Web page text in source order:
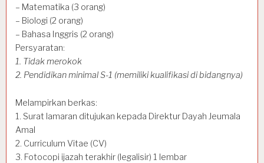
– Matematika (3 orang)
– Biologi (2 orang)
– Bahasa Inggris (2 orang)
Persyaratan:
1. Tidak merokok
2. Pendidikan minimal S-1 (memiliki kualifikasi di bidangnya)
Melampirkan berkas:
1. Surat lamaran ditujukan kepada Direktur Dayah Jeumala
Amal
2. Curriculum Vitae (CV)
3. Fotocopi ijazah terakhir (legalisir) 1 lembar